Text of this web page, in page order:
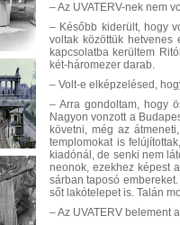
– Az UVATERV-nek nem
– Később kiderült, hogy
voltak közöttük
kapcsolatba kerültem
két-háromezer darab.
– Volt-e elképzelésed,
– Arra gondoltam, hogy
Nagyon vonzott a
követni, még az
templomokat is
kiadónál, de senki nem
neonok, ezekhez képest
sárban taposó
sőt lakótelepet is. Talán
– Az UVATERV belement